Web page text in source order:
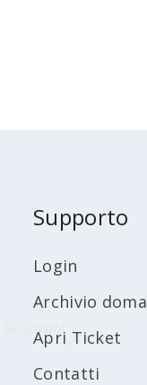
Supporto
Login
Archivio
Apri Ticket
Contatti